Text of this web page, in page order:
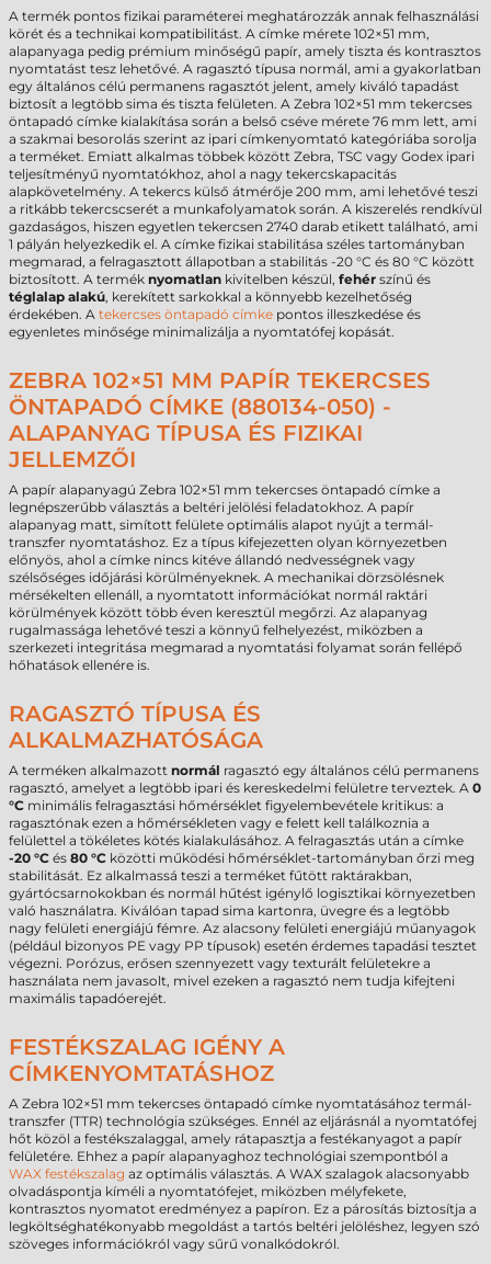
A termék pontos fizikai paraméterei meghatározzák annak felhasználási
körét és a technikai kompatibilitást. A címke mérete 102×51 mm,
alapanyaga pedig prémium minőségű papír, amely tiszta és kontrasztos
nyomtatást tesz lehetővé. A ragasztó típusa normál, ami a gyakorlatban
egy általános célú permanens ragasztót jelent, amely kiváló tapadást
biztosít a legtöbb sima és tiszta felületen. A Zebra 102×51 mm tekercses
öntapadó címke kialakítása során a belső cséve mérete 76 mm lett, ami
a szakmai besorolás szerint az ipari címkenyomtató kategóriába sorolja
a terméket. Emiatt alkalmas többek között Zebra, TSC vagy Godex ipari
teljesítményű nyomtatókhoz, ahol a nagy tekercskapacitás
alapkövetelmény. A tekercs külső átmérője 200 mm, ami lehetővé teszi
a ritkább tekercscserét a munkafolyamatok során. A kiszerelés rendkívül
gazdaságos, hiszen egyetlen tekercsen 2740 darab etikett található, ami
1 pályán helyezkedik el. A címke fizikai stabilitása széles tartományban
megmarad, a felragasztott állapotban a stabilitás -20 °C és 80 °C között
biztosított. A termék nyomatlan kivitelben készül, fehér színű és
téglalap alakú, kerekített sarkokkal a könnyebb kezelhetőség
érdekében. A tekercses öntapadó címke pontos illeszkedése és
egyenletes minősége minimalizálja a nyomtatófej kopását.
ZEBRA 102×51 MM PAPÍR TEKERCSES
ÖNTAPADÓ CÍMKE (880134-050) -
ALAPANYAG TÍPUSA ÉS FIZIKAI
JELLEMZŐI
A papír alapanyagú Zebra 102×51 mm tekercses öntapadó címke a
legnépszerűbb választás a beltéri jelölési feladatokhoz. A papír
alapanyag matt, simított felülete optimális alapot nyújt a termál-
transzfer nyomtatáshoz. Ez a típus kifejezetten olyan környezetben
előnyös, ahol a címke nincs kitéve állandó nedvességnek vagy
szélsőséges időjárási körülményeknek. A mechanikai dörzsölésnek
mérsékelten ellenáll, a nyomtatott információkat normál raktári
körülmények között több éven keresztül megőrzi. Az alapanyag
rugalmassága lehetővé teszi a könnyű felhelyezést, miközben a
szerkezeti integritása megmarad a nyomtatási folyamat során fellépő
hőhatások ellenére is.
RAGASZTÓ TÍPUSA ÉS
ALKALMAZHATÓSÁGA
A terméken alkalmazott normál ragasztó egy általános célú permanens
ragasztó, amelyet a legtöbb ipari és kereskedelmi felületre terveztek. A 0
°C minimális felragasztási hőmérséklet figyelembevétele kritikus: a
ragasztónak ezen a hőmérsékleten vagy e felett kell találkoznia a
felülettel a tökéletes kötés kialakulásához. A felragasztás után a címke
-20 °C és 80 °C közötti működési hőmérséklet-tartományban őrzi meg
stabilitását. Ez alkalmassá teszi a terméket fűtött raktárakban,
gyártócsarnokokban és normál hűtést igénylő logisztikai környezetben
való használatra. Kiválóan tapad sima kartonra, üvegre és a legtöbb
nagy felületi energiájú fémre. Az alacsony felületi energiájú műanyagok
(például bizonyos PE vagy PP típusok) esetén érdemes tapadási tesztet
végezni. Porózus, erősen szennyezett vagy texturált felületekre a
használata nem javasolt, mivel ezeken a ragasztó nem tudja kifejteni
maximális tapadóerejét.
FESTÉKSZALAG IGÉNY A
CÍMKENYOMTATÁSHOZ
A Zebra 102×51 mm tekercses öntapadó címke nyomtatásához termál-
transzfer (TTR) technológia szükséges. Ennél az eljárásnál a nyomtatófej
hőt közöl a festékszalaggal, amely rátapasztja a festékanyagot a papír
felületére. Ehhez a papír alapanyaghoz technológiai szempontból a
WAX festékszalag az optimális választás. A WAX szalagok alacsonyabb
olvadáspontja kíméli a nyomtatófejet, miközben mélyfekete,
kontrasztos nyomatot eredményez a papíron. Ez a párosítás biztosítja a
legköltséghatékonyabb megoldást a tartós beltéri jelöléshez, legyen szó
szöveges információkról vagy sűrű vonalkódokról.